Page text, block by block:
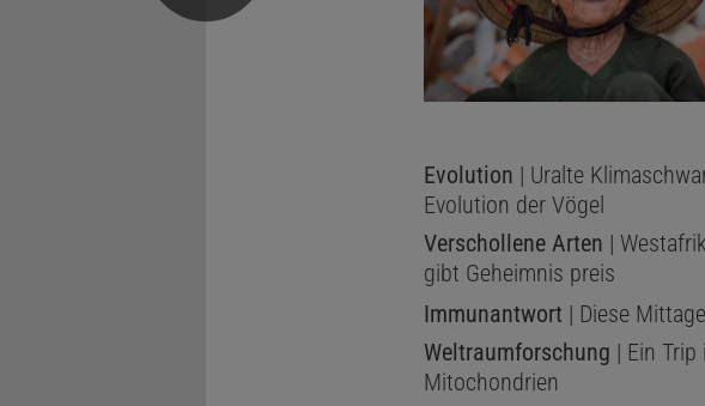
Evolution | Uralte
Evolution der Vögel
Verschollene Arten |
gibt Geheimnis preis
Immunantwort | Diese
Weltraumforschung | Ein
Mitochondrien